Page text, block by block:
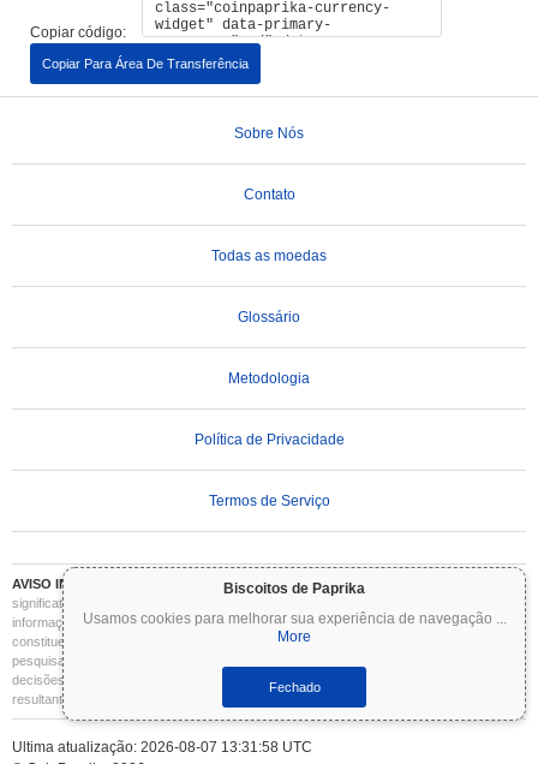
Biscoitos de Paprika
Usamos cookies para melhorar sua experiência de navegação ...
More
Fechado
Copiar código:
Copiar Para Área De Transferência
Sobre Nós
Contato
Todas as moedas
Glossário
Metodologia
Política de Privacidade
Termos de Serviço
AVISO IMPORTANTE:
As criptomoedas são altamente voláteis e envolvem riscos
significativos. Você pode perder parte ou todo o seu investimento. Todas as
informações no Coinpaprika são fornecidas apenas para fins informativos e não
constituem aconselhamento financeiro ou de investimento. Sempre faça sua própria
pesquisa (DYOR) e consulte um consultor financeiro qualificado antes de tomar
decisões de investimento. O Coinpaprika não se responsabiliza por quaisquer perdas
resultantes do uso dessas informações.
Ultima atualização: 2026-08-07 13:31:58 UTC